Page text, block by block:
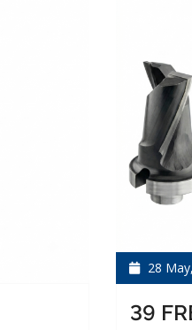
28
39